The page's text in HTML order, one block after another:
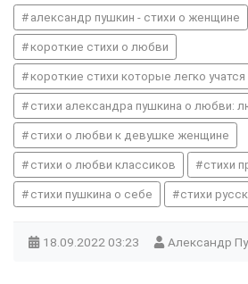
александр пушкин - стихи о женщине
короткие стихи о любви
короткие стихи которые легко учатся
стихи александра пушкина о любви:
стихи о любви к девушке женщине
стихи о любви классиков стихи
стихи пушкина о себе стихи
18.09.2022 03:23 Александр